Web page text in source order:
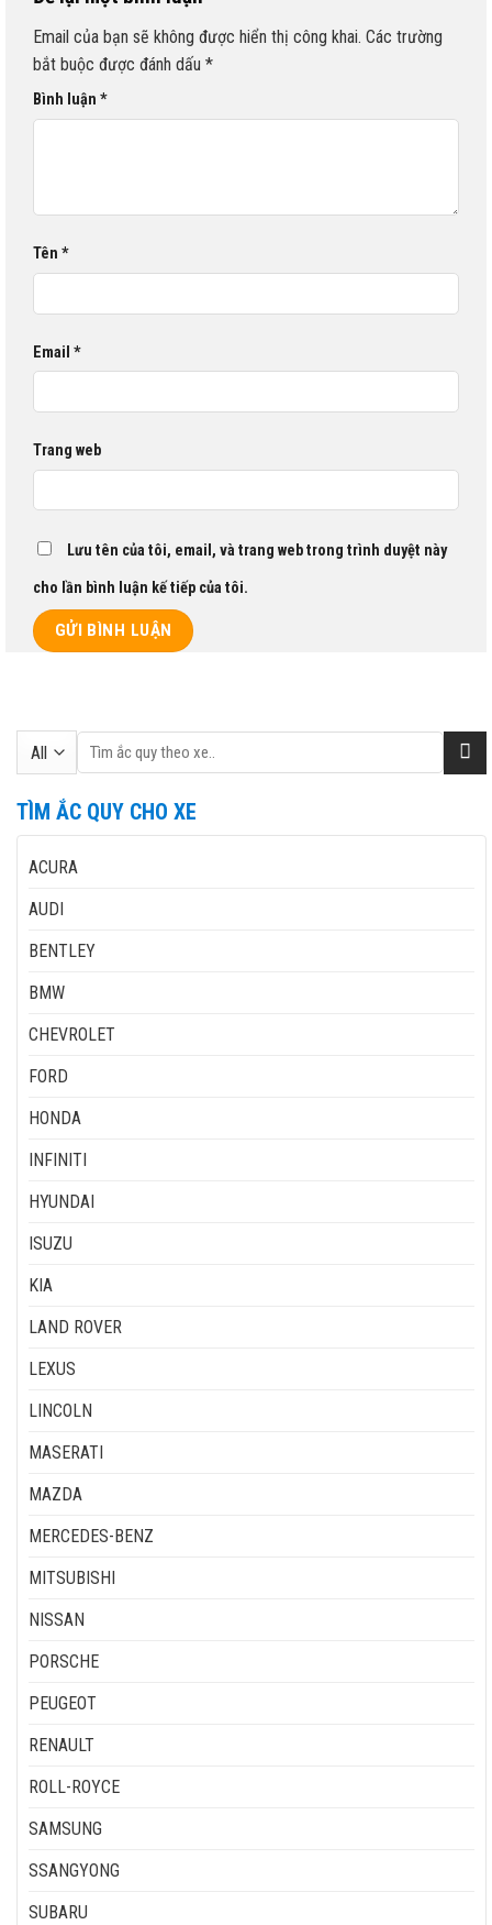
Email của bạn sẽ không được hiển thị công khai. Các trường
bắt buộc được đánh dấu *
Bình luận *
Tên *
Email *
Trang web
Lưu tên của tôi, email, và trang web trong trình duyệt này
cho lần bình luận kế tiếp của tôi.
Tìm
kiếm:
TÌM ẮC QUY CHO XE
ACURA
AUDI
BENTLEY
BMW
CHEVROLET
FORD
HONDA
INFINITI
HYUNDAI
ISUZU
KIA
LAND ROVER
LEXUS
LINCOLN
MASERATI
MAZDA
MERCEDES-BENZ
MITSUBISHI
NISSAN
PORSCHE
PEUGEOT
RENAULT
ROLL-ROYCE
SAMSUNG
SSANGYONG
SUBARU